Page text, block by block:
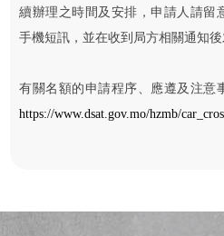
續辦理之時間及安排，申請人請留
手機短訊，並在收到局方相關通知後
有關名額的申請程序、應遵及注意
https://www.dsat.gov.mo/hzmb/